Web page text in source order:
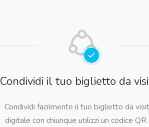
Condividi il tuo biglietto da
Condividi facilmente il tuo biglietto da
digitale con chiunque utilizzi un codice QR